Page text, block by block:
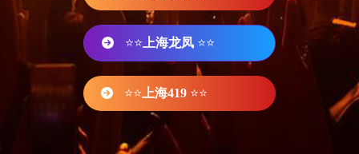
⭐⭐ 上海龙凤 ⭐⭐
⭐⭐ 上海419 ⭐⭐